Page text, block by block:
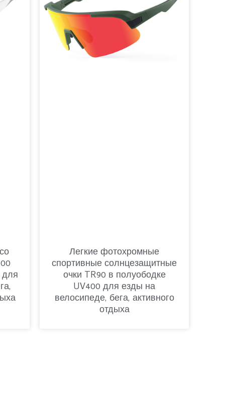
Легкие фотохромные
спортивные солнцезащитные
очки TR90 в полуободке
UV400 для езды на
велосипеде, бега, активного
отдыха